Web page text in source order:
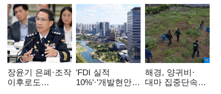
장윤기 은폐·조작
이후로도
'FDI 실적
10%'·'개발현안
해경, 양귀비·
대마 집중단속…